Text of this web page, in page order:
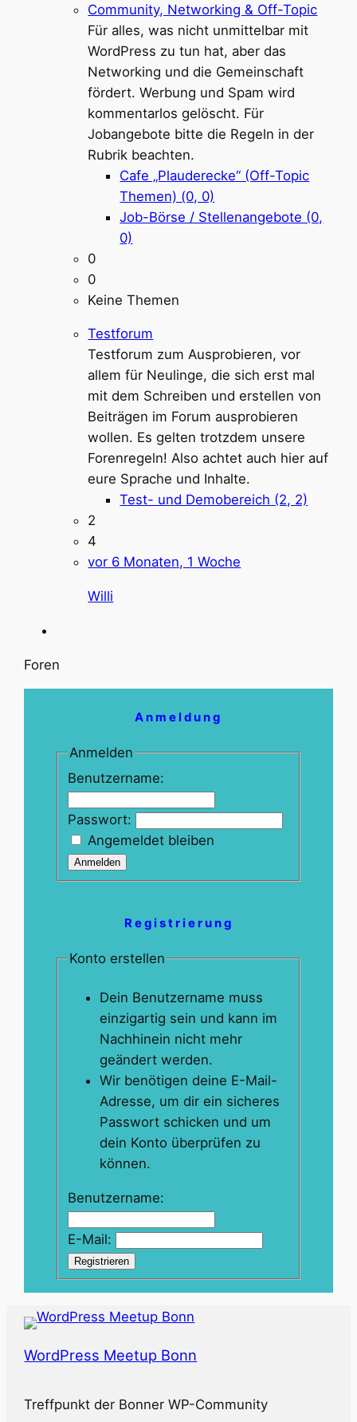
Community, Networking & Off-Topic
Für alles, was nicht unmittelbar mit
WordPress zu tun hat, aber das
Networking und die Gemeinschaft
fördert. Werbung und Spam wird
kommentarlos gelöscht. Für
Jobangebote bitte die Regeln in der
Rubrik beachten.
Cafe „Plauderecke“ (Off-Topic
Themen) (0, 0)
Job-Börse / Stellenangebote (0,
0)
0
0
Keine Themen
Testforum
Testforum zum Ausprobieren, vor
allem für Neulinge, die sich erst mal
mit dem Schreiben und erstellen von
Beiträgen im Forum ausprobieren
wollen. Es gelten trotzdem unsere
Forenregeln! Also achtet auch hier auf
eure Sprache und Inhalte.
Test- und Demobereich (2, 2)
2
4
vor 6 Monaten, 1 Woche
Willi
Foren
Anmeldung
Anmelden
Benutzername:
Passwort:
Angemeldet bleiben
Anmelden
Registrierung
Konto erstellen
Dein Benutzername muss
einzigartig sein und kann im
Nachhinein nicht mehr
geändert werden.
Wir benötigen deine E-Mail-
Adresse, um dir ein sicheres
Passwort schicken und um
dein Konto überprüfen zu
können.
Benutzername:
E-Mail:
Registrieren
WordPress Meetup Bonn
Treffpunkt der Bonner WP-Community